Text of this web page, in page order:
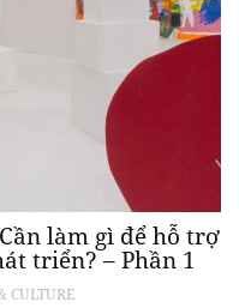
làm gì để hỗ trợ
triển? – Phần 1
CULTURE